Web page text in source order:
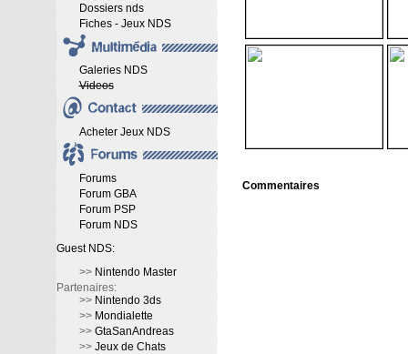
Dossiers nds
Fiches - Jeux NDS
Galeries NDS
Videos
Acheter Jeux NDS
Forums
Forum GBA
Forum PSP
Forum NDS
Guest NDS:
>> Nintendo Master
Partenaires:
>> Nintendo 3ds
>> Mondialette
>> GtaSanAndreas
>> Jeux de Chats
Commentaires